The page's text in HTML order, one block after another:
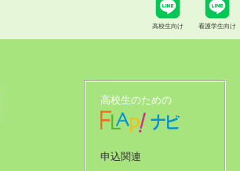
高校生向け 看護学生向け
高校生のための
申込関連